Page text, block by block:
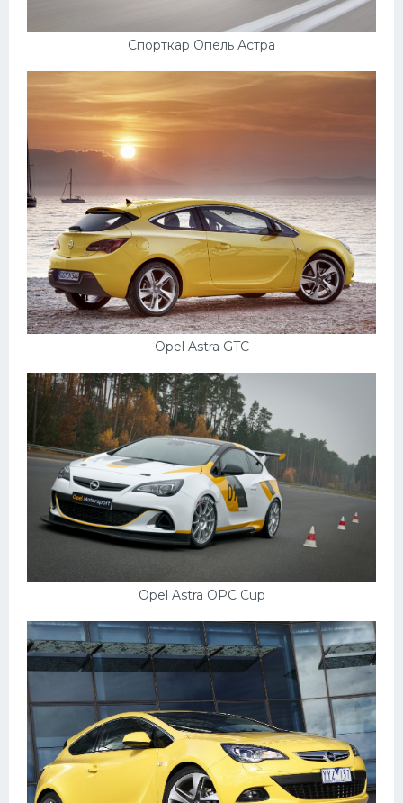
Спорткар Опель Астра
Opel Astra GTC
Opel Astra OPC Cup
Черри
Джили
Хавал
Кавасаки
Инфинити
ЛУАЗ
Фиат
Ситроен
Субару
Опель
Митсубиси
Киа
Танки
Крайслер
Порше
Корабли
Тойота
Лодки
Шкода
Вертолеты
Мазда